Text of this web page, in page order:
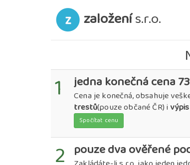
založenís.r.o.
1 jedna konečná cena
Cena je konečná, obsahuje
trestů(pouze občané ČR) i
Spočítat cenu
2 pouze dva ověřené